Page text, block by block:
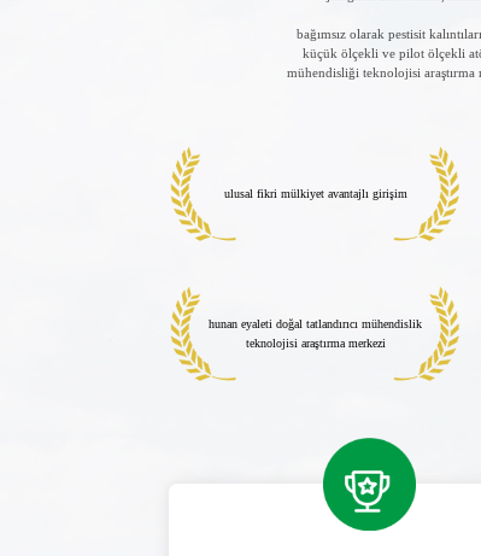
bağımsız olarak pestisit
küçük ölçekli ve pilot ölçekli
mühendisliği teknolojisi araştırma
ulusal fikri mülkiyet avantajlı girişim
hunan eyaleti doğal tatlandırıcı mühendislik
teknolojisi araştırma merkezi